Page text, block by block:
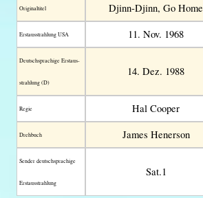
Original­titel Djinn-Djinn, Go Home
Erstaus­strahlung USA 11. Nov. 1968
Deutsch­sprachige Erstaus­
strahlung (D)
14. Dez. 1988
Regie Hal Cooper
Drehbuch James Henerson
Sender deutschsprachige
Erstausstrahlung
Sat.1